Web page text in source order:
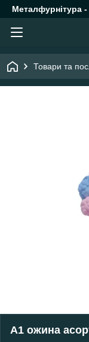
Металфурнітура -
Товари та
А1 ожина